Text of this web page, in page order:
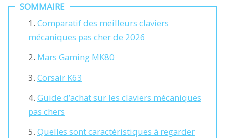
SOMMAIRE
Comparatif des meilleurs claviers
mécaniques pas cher de 2026
Mars Gaming MK80
Corsair K63
Guide d’achat sur les claviers mécaniques
pas chers
Quelles sont caractéristiques à regarder